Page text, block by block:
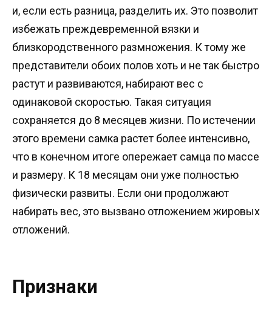
и, если есть разница, разделить их. Это позволит
избежать преждевременной вязки и
близкородственного размножения. К тому же
представители обоих полов хоть и не так быстро
растут и развиваются, набирают вес с
одинаковой скоростью. Такая ситуация
сохраняется до 8 месяцев жизни. По истечении
этого времени самка растет более интенсивно,
что в конечном итоге опережает самца по массе
и размеру. К 18 месяцам они уже полностью
физически развиты. Если они продолжают
набирать вес, это вызвано отложением жировых
отложений.
Признаки